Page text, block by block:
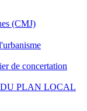
(CMJ)
de concertation
PLAN LOCAL